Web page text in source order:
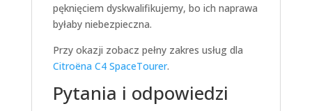
pęknięciem dyskwalifikujemy, bo ich naprawa
byłaby niebezpieczna.
Przy okazji zobacz pełny zakres usług dla
Citroëna C4 SpaceTourer.
Pytania i odpowiedzi